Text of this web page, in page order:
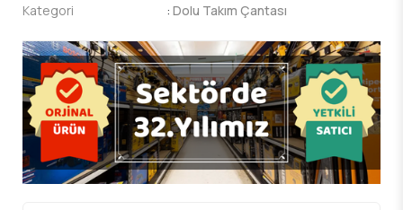
Kategori
: Dolu Takım Çantası